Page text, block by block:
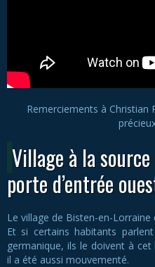
Remerciements à
Village à la
porte d’entrée
Le village de Bisten-en-Lorraine
Et si certains habitants
germanique, ils le doivent à
il a été aussi mouvementé.